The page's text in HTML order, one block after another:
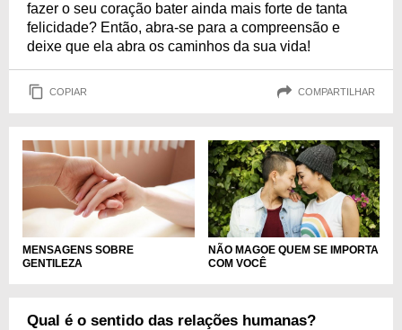
fazer o seu coração bater ainda mais forte de tanta
felicidade? Então, abra-se para a compreensão e
deixe que ela abra os caminhos da sua vida!
COPIAR COMPARTILHAR
MENSAGENS SOBRE
GENTILEZA
NÃO MAGOE QUEM SE IMPORTA
COM VOCÊ
Qual é o sentido das relações humanas?